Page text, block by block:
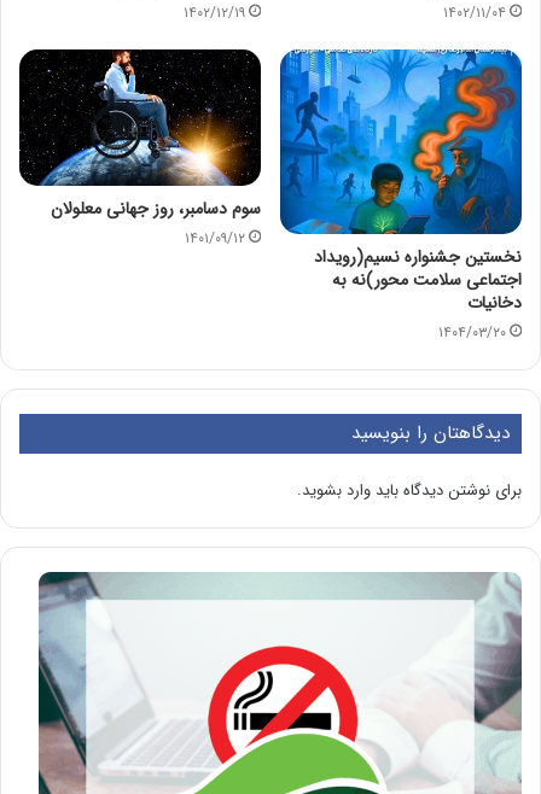
۱۴۰۲/۱۱/۰۴ ۱۴۰۲/۱۲/۱۹
نخستین جشنواره نسیم(رویداد
اجتماعی سلامت محور)نه به
دخانیات
۱۴۰۴/۰۳/۲۰
سوم دسامبر، روز جهانی معلولان
۱۴۰۱/۰۹/۱۲
دیدگاهتان را بنویسید
برای نوشتن دیدگاه باید وارد بشوید.